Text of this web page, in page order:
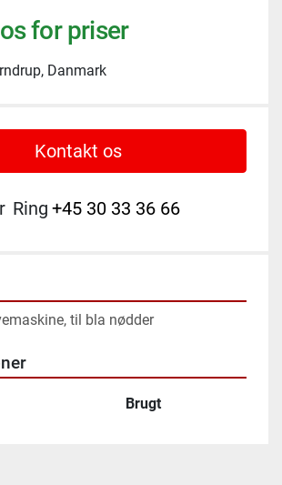
for priser
Danmark
Kontakt os
Ring +45 30 33 36 66
til bla nødder
Brugt